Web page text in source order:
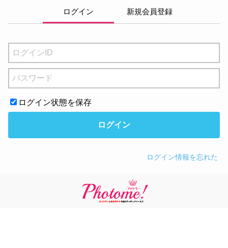
ログイン 新規会員登録
ログイン状態を保存
ログイン
ログイン情報を忘れた